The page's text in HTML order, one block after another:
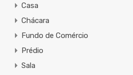
Casa
Chácara
Fundo de Comércio
Prédio
Sala